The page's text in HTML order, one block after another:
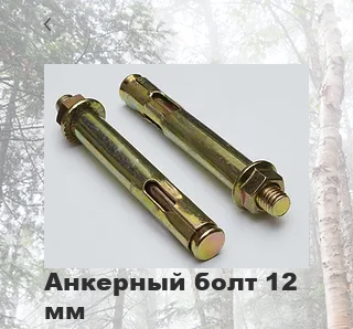
Анкерный болт 12
мм